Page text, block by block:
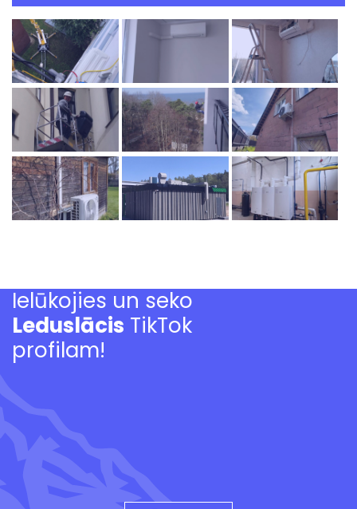
Ielūkojies un seko
Leduslācis TikTok
profilam!